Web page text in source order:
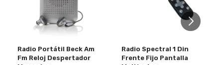
Radio Portátil Beck Am
Fm Reloj Despertador
Radio Spectral 1 Din
Frente Fijo Pantalla